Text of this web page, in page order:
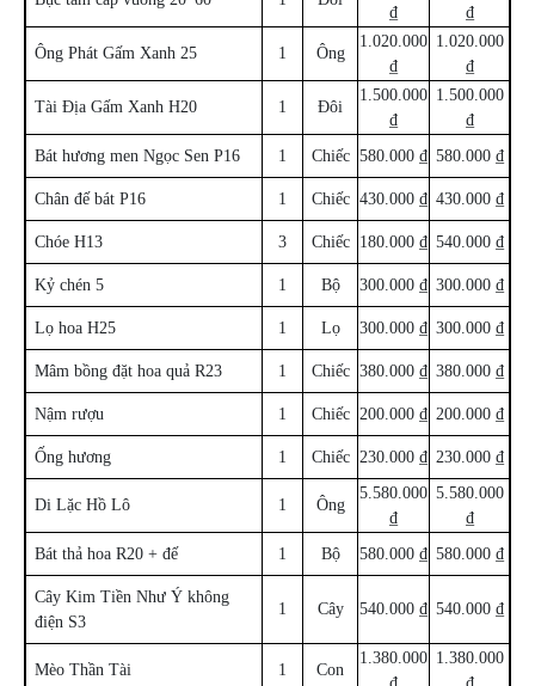
₫
₫
Ông Phát Gấm Xanh 25 1 Ông
1.020.000
₫
1.020.000
₫
Tài Địa Gấm Xanh H20 1 Đôi
1.500.000
₫
1.500.000
₫
Bát hương men Ngọc Sen P16
1 Chiếc 580.000 ₫ 580.000 ₫
Chân đế bát P16 1 Chiếc 430.000 ₫ 430.000 ₫
Chóe H13 3 Chiếc 180.000 ₫ 540.000 ₫
Kỷ chén 5 1 Bộ 300.000 ₫ 300.000 ₫
Lọ hoa H25 1 Lọ 300.000 ₫ 300.000 ₫
Mâm bồng đặt hoa quả R23 1 Chiếc 380.000 ₫ 380.000 ₫
Nậm rượu 1 Chiếc 200.000 ₫ 200.000 ₫
Ống hương 1 Chiếc 230.000 ₫ 230.000 ₫
Di Lặc Hồ Lô 1 Ông
5.580.000
₫
5.580.000
₫
Bát thả hoa R20 + đế
1 Bộ 580.000 ₫ 580.000 ₫
Cây Kim Tiền Như Ý không
điện S3
1 Cây 540.000 ₫ 540.000 ₫
Mèo Thần Tài 1 Con
1.380.000 1.380.000